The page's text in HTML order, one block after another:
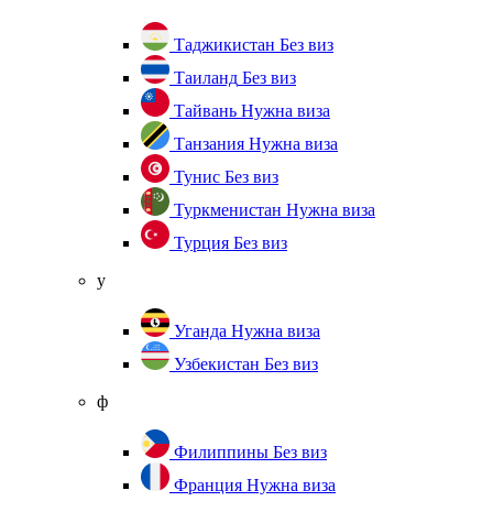
Таджикистан Без виз
Таиланд Без виз
Тайвань Нужна виза
Танзания Нужна виза
Тунис Без виз
Туркменистан Нужна виза
Турция Без виз
у
Уганда Нужна виза
Узбекистан Без виз
ф
Филиппины Без виз
Франция Нужна виза